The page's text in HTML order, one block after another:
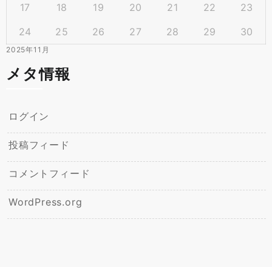
2025年11月
17
18 19 20 21 22
23
24
25 26 27 28 29 30
メタ情報
ログイン
投稿フィード
コメントフィード
WordPress.org